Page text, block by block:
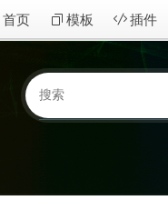
首页 模板 插件